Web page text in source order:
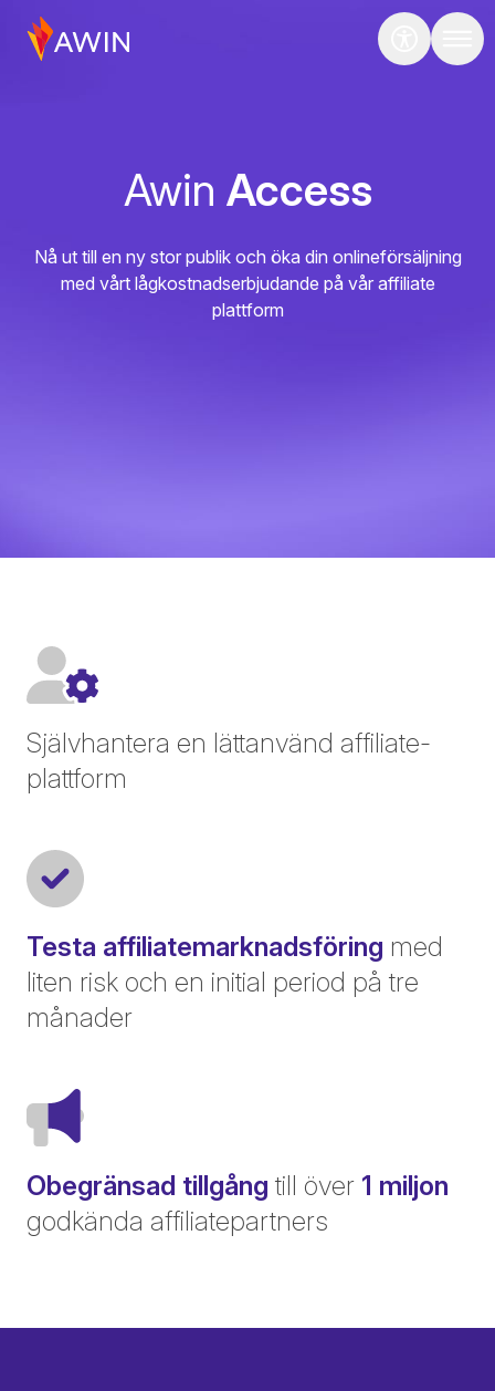
Awin Access
Nå ut till en ny stor publik och öka din onlineförsäljning
med vårt lågkostnadserbjudande på vår affiliate
plattform
Självhantera en lättanvänd affiliate-
plattform
Testa affiliatemarknadsföring med
liten risk och en initial period på tre
månader
Obegränsad tillgång till över 1 miljon
godkända affiliatepartners